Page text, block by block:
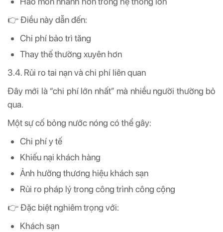
👉 Điều này dẫn đến:
Chi phí bảo trì tăng
Thay thế thường xuyên hơn
3.4. Rủi ro tai nạn và chi phí liên quan
Đây mới là “chi phí lớn nhất” mà nhiều người thường bỏ
qua.
Một sự cố bỏng nước nóng có thể gây:
Chi phí y tế
Khiếu nại khách hàng
Ảnh hưởng thương hiệu khách sạn
Rủi ro pháp lý trong công trình công cộng
👉 Đặc biệt nghiêm trọng với:
Khách sạn